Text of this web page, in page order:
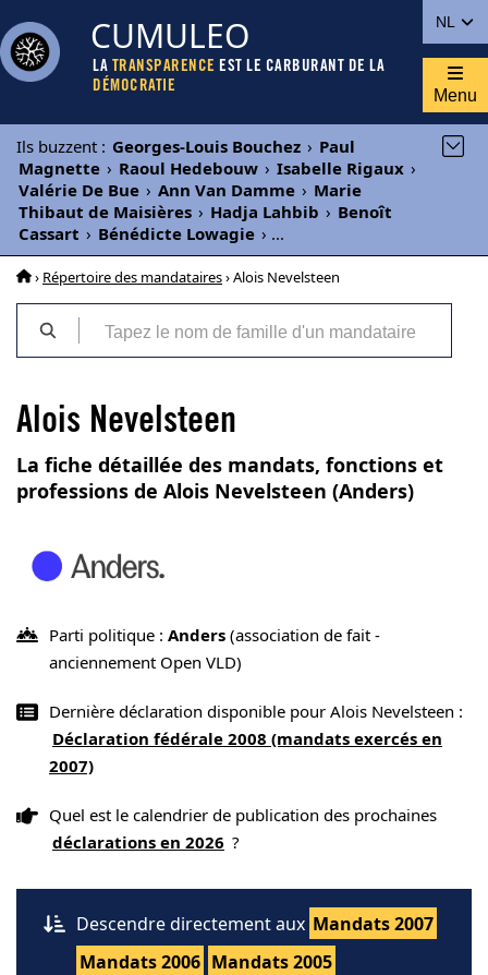
NL
CUMULEO
LA TRANSPARENCE EST LE CARBURANT DE LA
DÉMOCRATIE
Menu
Ils buzzent : Georges-Louis Bouchez › Paul
Magnette › Raoul Hedebouw › Isabelle Rigaux ›
Valérie De Bue › Ann Van Damme › Marie
Thibaut de Maisières › Hadja Lahbib › Benoît
Cassart › Bénédicte Lowagie › ...
› Répertoire des mandataires› Alois Nevelsteen
Alois Nevelsteen
La fiche détaillée des mandats, fonctions et
professions de Alois Nevelsteen (Anders)
Parti politique : Anders (association de fait -
anciennement Open VLD)
Dernière déclaration disponible pour Alois Nevelsteen :
Déclaration fédérale 2008 (mandats exercés en
2007)
Quel est le calendrier de publication des prochaines
déclarations en 2026 ?
Descendre directement aux Mandats 2007
Mandats 2006 Mandats 2005